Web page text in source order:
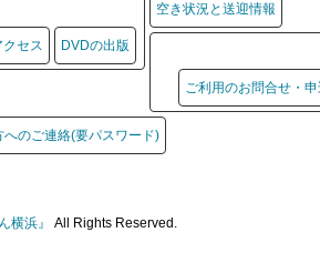
セス DVDの出版
空き状況と送迎情報
ご利用のお問合せ・
へのご連絡(要パスワード)
横浜』 All Rights Reserved.